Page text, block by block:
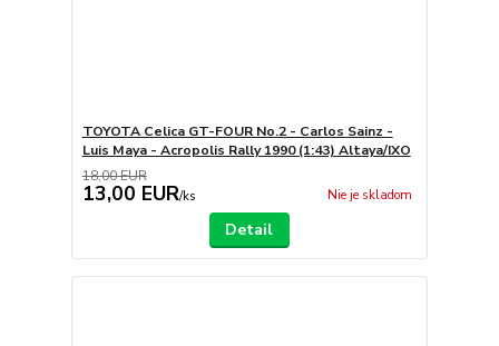
TOYOTA Celica GT-FOUR No.2 - Carlos Sainz -
Luis Maya - Acropolis Rally 1990 (1:43) Altaya/IXO
18,00 EUR
13,00 EUR/ks Nie je skladom
Detail